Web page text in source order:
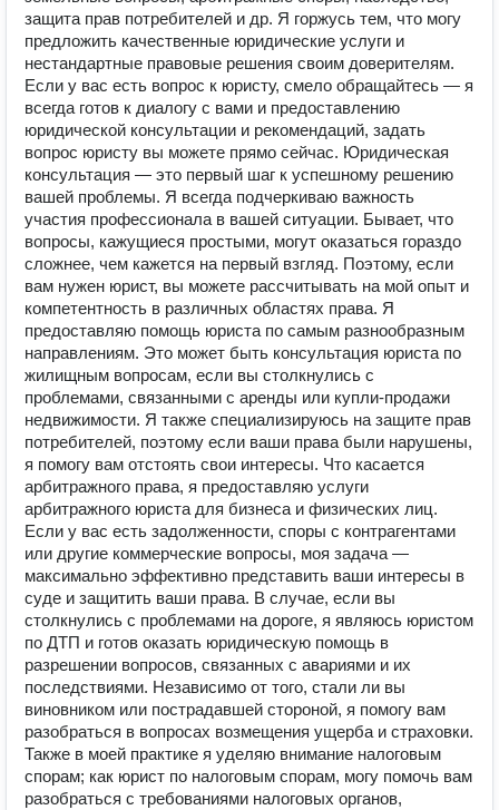
защита прав потребителей и др. Я горжусь тем, что могу
предложить качественные юридические услуги и
нестандартные правовые решения своим доверителям.
Если у вас есть вопрос к юристу, смело обращайтесь — я
всегда готов к диалогу с вами и предоставлению
юридической консультации и рекомендаций, задать
вопрос юристу вы можете прямо сейчас. Юридическая
консультация — это первый шаг к успешному решению
вашей проблемы. Я всегда подчеркиваю важность
участия профессионала в вашей ситуации. Бывает, что
вопросы, кажущиеся простыми, могут оказаться гораздо
сложнее, чем кажется на первый взгляд. Поэтому, если
вам нужен юрист, вы можете рассчитывать на мой опыт и
компетентность в различных областях права. Я
предоставляю помощь юриста по самым разнообразным
направлениям. Это может быть консультация юриста по
жилищным вопросам, если вы столкнулись с
проблемами, связанными с аренды или купли-продажи
недвижимости. Я также специализируюсь на защите прав
потребителей, поэтому если ваши права были нарушены,
я помогу вам отстоять свои интересы. Что касается
арбитражного права, я предоставляю услуги
арбитражного юриста для бизнеса и физических лиц.
Если у вас есть задолженности, споры с контрагентами
или другие коммерческие вопросы, моя задача —
максимально эффективно представить ваши интересы в
суде и защитить ваши права. В случае, если вы
столкнулись с проблемами на дороге, я являюсь юристом
по ДТП и готов оказать юридическую помощь в
разрешении вопросов, связанных с авариями и их
последствиями. Независимо от того, стали ли вы
виновником или пострадавшей стороной, я помогу вам
разобраться в вопросах возмещения ущерба и страховки.
Также в моей практике я уделяю внимание налоговым
спорам; как юрист по налоговым спорам, могу помочь вам
разобраться с требованиями налоговых органов,